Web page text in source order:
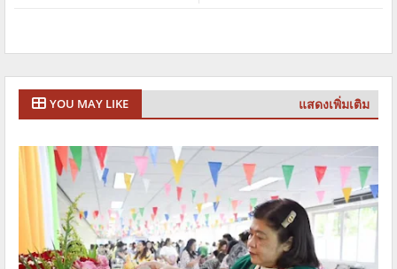
YOU MAY LIKE แสดงเพิ่มเติม